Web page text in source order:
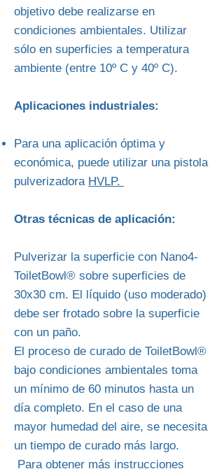
objetivo debe realizarse en
condiciones ambientales. Utilizar
sólo en superficies a temperatura
ambiente (entre 10º C y 40º C).
Aplicaciones industriales:
Para una aplicación óptima y
económica, puede utilizar una pistola
pulverizadora HVLP.
Otras técnicas de aplicación:
Pulverizar la superficie con Nano4-
ToiletBowl® sobre superficies de
30x30 cm. El líquido (uso moderado)
debe ser frotado sobre la superficie
con un paño.
El proceso de curado de ToiletBowl®
bajo condiciones ambientales toma
un mínimo de 60 minutos hasta un
día completo. En el caso de una
mayor humedad del aire, se necesita
un tiempo de curado más largo.
Para obtener más instrucciones